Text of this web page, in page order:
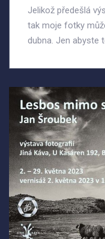
Jelikož předešlá
tak moje fotky
dubna. Jen abyste